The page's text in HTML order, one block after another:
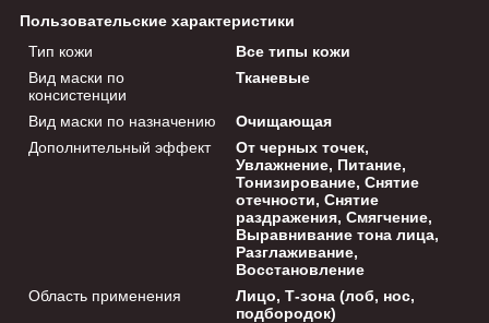
Пользовательские характеристики
Тип кожи
Все типы кожи
Вид маски по
консистенции
Тканевые
Вид маски по назначению
Очищающая
Дополнительный эффект
От черных точек,
Увлажнение, Питание,
Тонизирование, Снятие
отечности, Снятие
раздражения, Смягчение,
Выравнивание тона лица,
Разглаживание,
Восстановление
Область применения
Лицо, Т-зона (лоб, нос,
подбородок)